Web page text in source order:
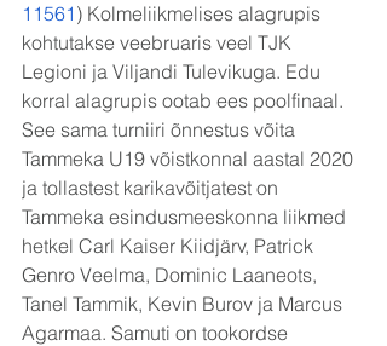
11561 ) Kolmeliikmelises alagrupis
kohtutakse veebruaris veel TJK
Legioni ja Viljandi Tulevikuga. Edu
korral alagrupis ootab ees poolfinaal.
See sama turniiri õnnestus võita
Tammeka U19 võistkonnal aastal 2020
ja tollastest karikavõitjatest on
Tammeka esindusmeeskonna liikmed
hetkel Carl Kaiser Kiidjärv, Patrick
Genro Veelma, Dominic Laaneots,
Tanel Tammik, Kevin Burov ja Marcus
Agarmaa. Samuti on tookordse